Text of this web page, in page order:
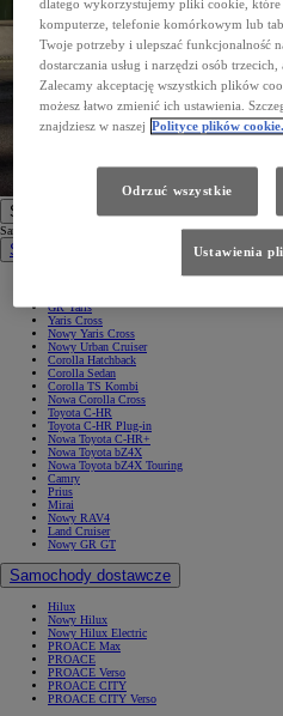
Samochody
Samochody
Samochody osobowe
GR Yaris
Yaris Cross
Nowy Yaris Cross
Nowy Urban Cruiser
Corolla Hatchback
Corolla Sedan
Corolla TS Kombi
Nowa Corolla Cross
Toyota C-HR
Toyota C-HR Plug-in
Nowa Toyota C-HR+
Nowa Toyota bZ4X
Nowa Toyota bZ4X Touring
Camry
Prius
Mirai
Nowy RAV4
Land Cruiser
Nowy GR GT
Samochody dostawcze
Hilux
Nowy Hilux
Nowy Hilux Electric
PROACE Max
PROACE
PROACE Verso
PROACE CITY
PROACE CITY Verso
dlatego wykorzystujemy pliki cookie, które
komputerze, telefonie komórkowym lub
Twoje potrzeby i ulepszać funkcjonalność
dostarczania usług i narzędzi osób
Zalecamy akceptację wszystkich plików
możesz łatwo zmienić ich ustawienia.
znajdziesz w naszej Polityce plików cookie.
Odrzuć wszystkie
Ustawienia